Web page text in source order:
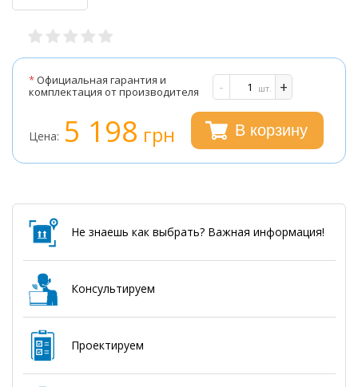
*Официальная гарантия и
комплектация от производителя
- +
шт.
Цена: 5 198 грн В корзину
Не знаешь как выбрать? Важная информация!
Консультируем
Проектируем